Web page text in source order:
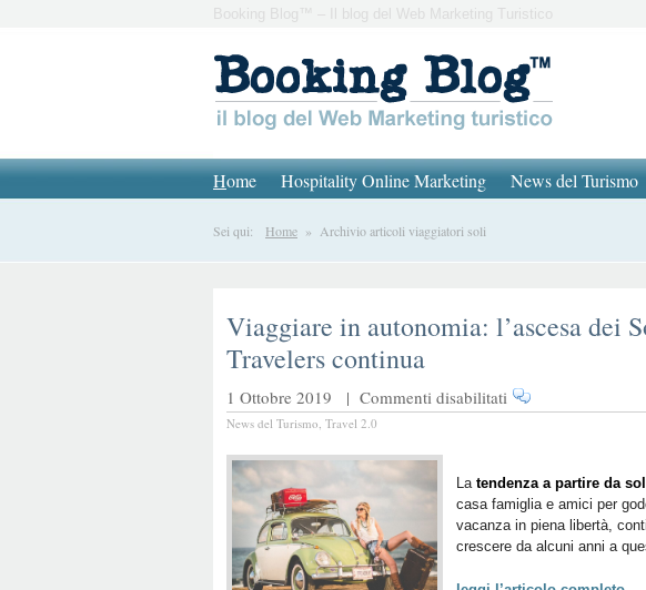
Booking Blog™ – Il blog del Web Marketing Turistico
Home Hospitality Online Marketing News del Turismo
Sei qui: Home » Archivio articoli viaggiatori soli
Viaggiare in autonomia: l’ascesa dei
Travelers continua
1 Ottobre 2019 | Commenti disabilitati su
Viaggiare
l’ascesa
dei
Solo
Travelers
News del Turismo, Travel 2.0
La tendenza a partire da
casa famiglia e amici per
vacanza in piena libertà,
crescere da alcuni anni a